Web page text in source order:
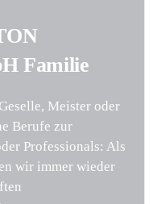
Familie
Meister oder
Berufe zur
Professionals: Als
wir immer wieder